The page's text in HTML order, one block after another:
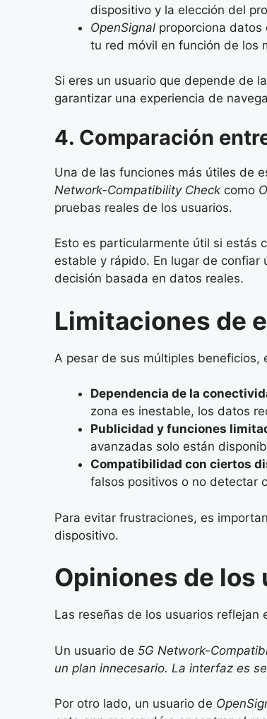
dispositivo y la elección del
OpenSignal proporciona
tu red móvil en función de los
Si eres un usuario que depende de
garantizar una experiencia de
4. Comparación
Una de las funciones más útiles de
Network-Compatibility Check como
pruebas reales de los usuarios.
Esto es particularmente útil si estás
estable y rápido. En lugar de
decisión basada en datos reales.
Limitaciones de
A pesar de sus múltiples
Dependencia de la
zona es inestable, los datos
Publicidad y funciones
avanzadas solo están
Compatibilidad con ciertos
falsos positivos o no detectar
Para evitar frustraciones, es
dispositivo.
Opiniones de los
Las reseñas de los usuarios reflejan
Un usuario de 5G Network-
un plan innecesario. La interfaz es
Por otro lado, un usuario de